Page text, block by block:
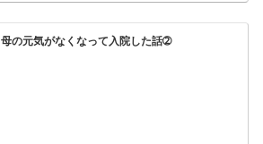
母の元気がなくなって入院した話➁